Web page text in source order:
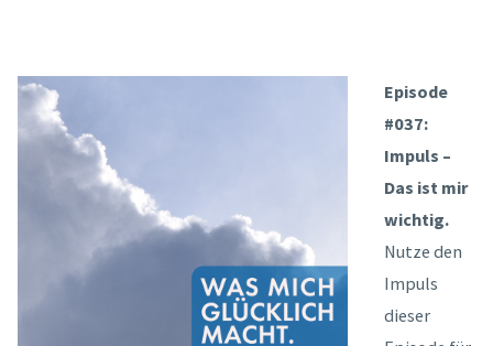
Episode
#037:
Impuls –
Das ist mir
wichtig.
Nutze den
Impuls
dieser